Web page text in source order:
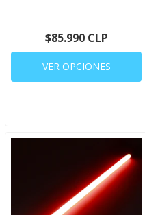
$85.990 CLP
VER OPCIONES